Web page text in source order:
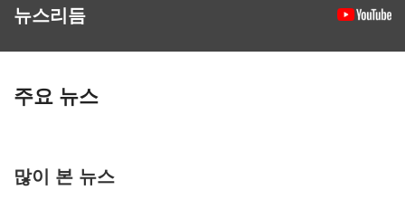
뉴스리듬
주요 뉴스
많이 본 뉴스